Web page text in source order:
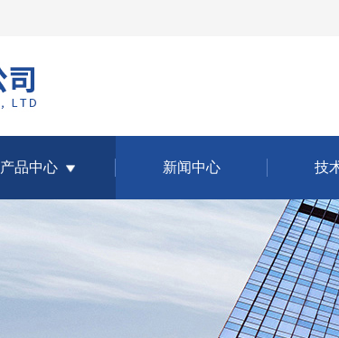
产品中心 新闻中心 技